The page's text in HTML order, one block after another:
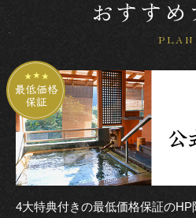
おすすめ
PLAN
4大特典付きの最低価格保証の